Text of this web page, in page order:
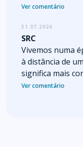
Ver comentário
31.07.2026
SRC
Vivemos numa
à distância de
significa mais
Ver comentário